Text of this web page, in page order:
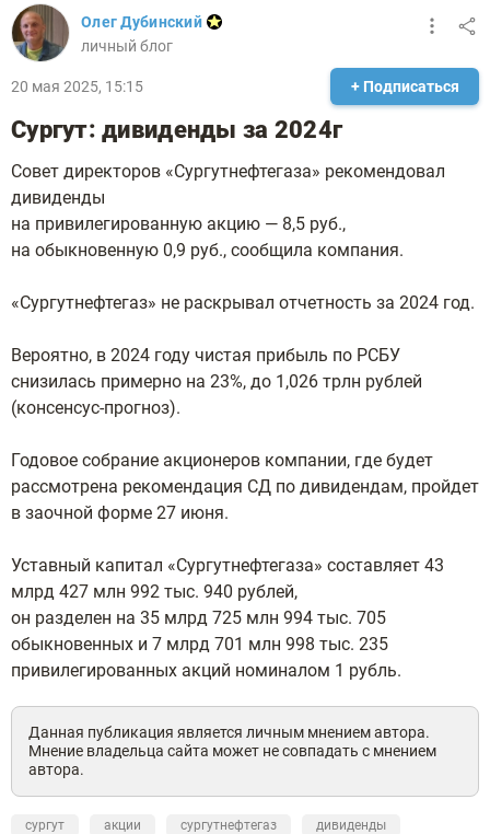
Олег Дубинский
личный блог
20 мая 2025, 15:15 + Подписаться
Сургут: дивиденды за 2024г
Совет директоров «Сургутнефтегаза» рекомендовал
дивиденды
на привилегированную акцию — 8,5 руб.,
на обыкновенную 0,9 руб., сообщила компания.
«Сургутнефтегаз» не раскрывал отчетность за 2024 год.
Вероятно, в 2024 году чистая прибыль по РСБУ
снизилась примерно на 23%, до 1,026 трлн рублей
(консенсус-прогноз).
Годовое собрание акционеров компании, где будет
рассмотрена рекомендация СД по дивидендам, пройдет
в заочной форме 27 июня.
Уставный капитал «Сургутнефтегаза» составляет 43
млрд 427 млн 992 тыс. 940 рублей,
он разделен на 35 млрд 725 млн 994 тыс. 705
обыкновенных и 7 млрд 701 млн 998 тыс. 235
привилегированных акций номиналом 1 рубль.
Данная публикация является личным мнением автора.
Мнение владельца сайта может не совпадать с мнением
автора.
сургут акции сургутнефтегаз дивиденды